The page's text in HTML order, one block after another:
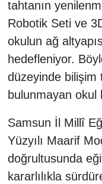
tahtanın
Robotik Seti ve
okulun ağ
hedefleniyor.
düzeyinde bilişim
bulunmayan okul
Samsun İl Millî
Yüzyılı Maarif
doğrultusunda
kararlılıkla